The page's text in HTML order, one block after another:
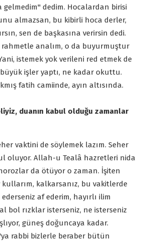
gelmedim" dedim. Hocalardan birisi
almazsan, bu kibirli hoca derler,
sen de başkasına verirsin dedi.
rahmetle analım, o da buyurmuştur
istemek yok verileni red etmek de
işler yaptı, ne kadar okuttu.
fatih camiinde, ayın altısında.
duanın kabul olduğu zamanlar
vaktini de söylemek lazım. Seher
oluyor. Allah-u Tealâ hazretleri nida
da ötüyor o zaman. İşiten
kullarım, kalkarsanız, bu vakitlerde
af ederim, hayırlı ilim
bol rızklar isterseniz, ne isterseniz
güneş doğuncaya kadar.
rabbi bizlerle beraber bütün